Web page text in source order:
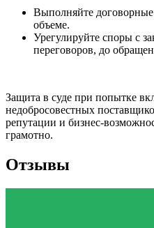
Выполняйте договорные
объеме.
Урегулируйте споры с
переговоров, до
Защита в суде при попытке
недобросовестных
репутации и бизнес-
грамотно.
Отзывы